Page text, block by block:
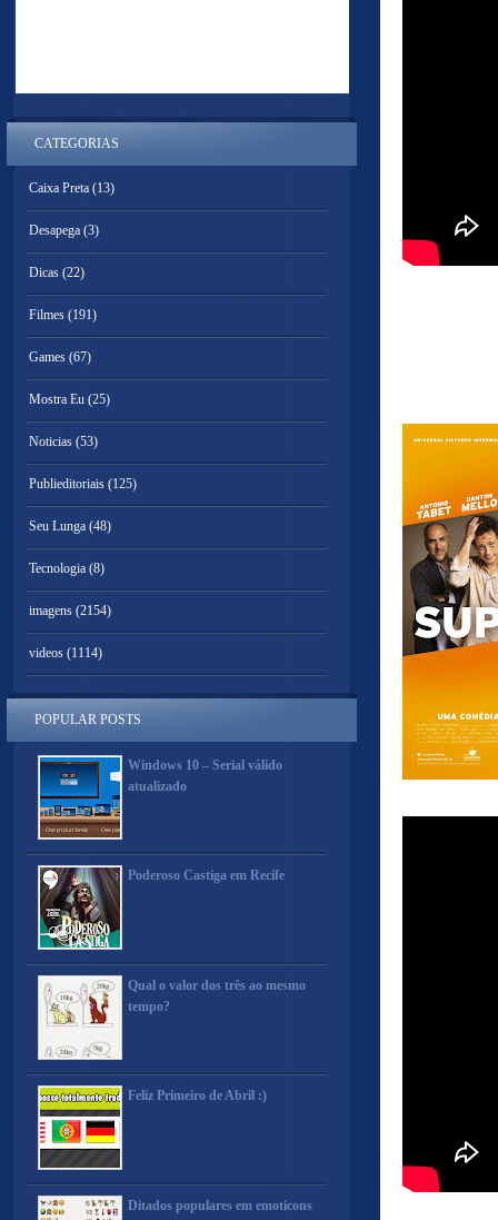
CATEGORIAS
Caixa Preta (13)
Desapega (3)
Dicas (22)
Filmes (191)
Games (67)
Mostra Eu (25)
Noticias (53)
Publieditoriais (125)
Seu Lunga (48)
Tecnologia (8)
imagens (2154)
videos (1114)
POPULAR POSTS
Windows 10 – Serial válido
atualizado
Poderoso Castiga em Recife
Qual o valor dos três ao mesmo
tempo?
Feliz Primeiro de Abril :)
Ditados populares em emoticons